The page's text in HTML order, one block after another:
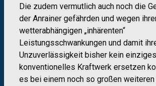
Die zudem vermutlich auch noch die
der Anrainer gefährden und wegen
wetterabhängigen „inhärenten“
Leistungsschwankungen und damit
Unzuverlässigkeit bisher kein einziges
konventionelles Kraftwerk ersetzen
es bei einem noch so großen weiteren